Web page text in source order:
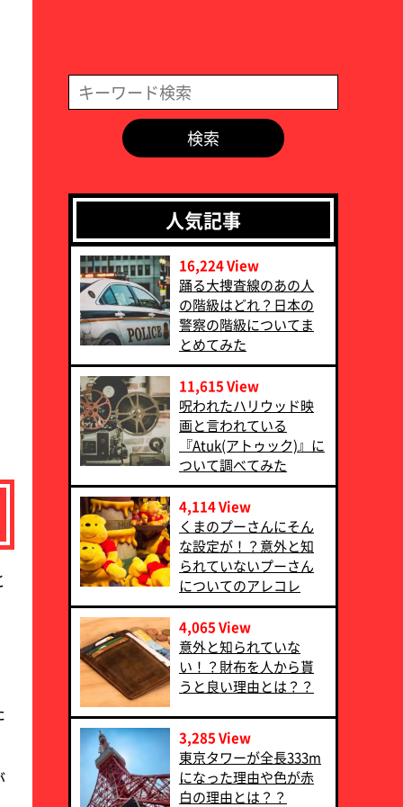
検索
人気記事
16,224 View
‪踊る大捜査線のあの人
の階級はどれ？日本の
警察の階級についてま
とめてみた‬
11,615 View
呪われたハリウッド映
画と言われている
『Atuk(アトゥック)』に
ついて調べてみた
4,114 View
くまのプーさんにそん
な設定が！？意外と知
られていないプーさん
についてのアレコレ
4,065 View
意外と知られていな
い！？財布を人から貰
うと良い理由とは？？
3,285 View
東京タワーが全長333m
になった理由や色が赤
白の理由とは？？